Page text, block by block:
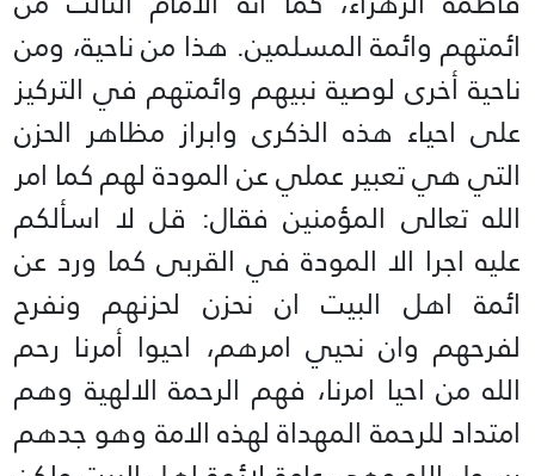
ائمتهم وائمة المسلمين. هذا من ناحية، ومن
ناحية أخرى لوصية نبيهم وائمتهم في التركيز
على احياء هذه الذكرى وابراز مظاهر الحزن
التي هي تعبير عملي عن المودة لهم كما امر
الله تعالى المؤمنين فقال: قل لا اسألكم
عليه اجرا الا المودة في القربى كما ورد عن
ائمة اهل البيت ان نحزن لحزنهم ونفرح
لفرحهم وان نحيي امرهم، احيوا أمرنا رحم
الله من احيا امرنا، فهم الرحمة الالهية وهم
امتداد للرحمة المهداة لهذه الامة وهو جدهم